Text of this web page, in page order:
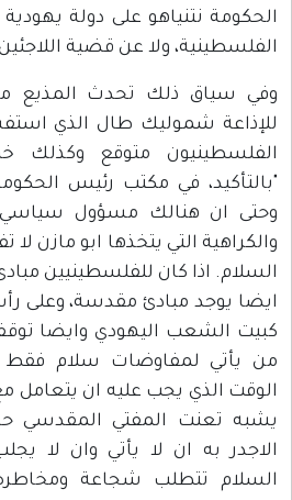
الحكومة نتنياهو على دولة
الفلسطينية، ولا عن قضية
وفي سياق ذلك تحدث المذيع
للإذاعة شموليك طال الذي
الفلسطينيون متوقع وكذلك
"بالتأكيد، في مكتب رئيس
وحتى ان هنالك مسؤول سياسي
والكراهية التي يتخذها ابو مازن لا
السلام. اذا كان للفلسطينيين
ايضا يوجد مبادئ مقدسة، وعلى
كبيت الشعب اليهودي وايضا
من يأتي لمفاوضات سلام فقط
الوقت الذي يجب عليه ان يتعامل
يشبه تعنت المفتي المقدسي
الاجدر به ان لا يأتي وان لا
السلام تتطلب شجاعة